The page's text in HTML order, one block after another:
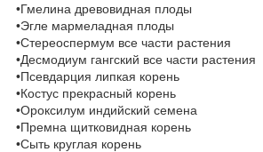
•Гмелина древовидная плоды
•Эгле мармеладная плоды
•Стереоспермум все части растения
•Десмодиум гангский все части растения
•Псевдарция липкая корень
•Костус прекрасный корень
•Ороксилум индийский семена
•Премна щитковидная корень
•Сыть круглая корень